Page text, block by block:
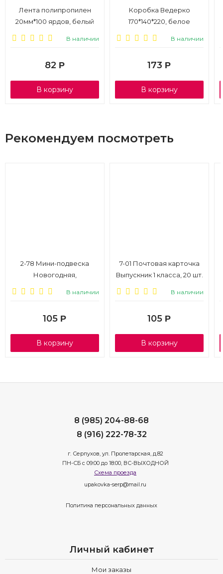
Лента полипропилен
20мм*100 ярдов, белый
В наличии
82 Р
В корзину
Коробка Ведерко
170*140*220, белое
В наличии
173 Р
В корзину
Рекомендуем посмотреть
2-78 Мини-подвеска
Новогодняя,
В наличии
105 Р
В корзину
7-01 Почтовая карточка
Выпускник 1 класса, 20 шт.
В наличии
105 Р
В корзину
8 (985) 204-88-68
8 (916) 222-78-32
г. Серпухов, ул. Пролетарская, д.82
ПН-СБ с 09:00 до 18:00, ВС-ВЫХОДНОЙ
Схема проезда
upakovka-serp@mail.ru
Политика персональных данных
Личный кабинет
Мои заказы